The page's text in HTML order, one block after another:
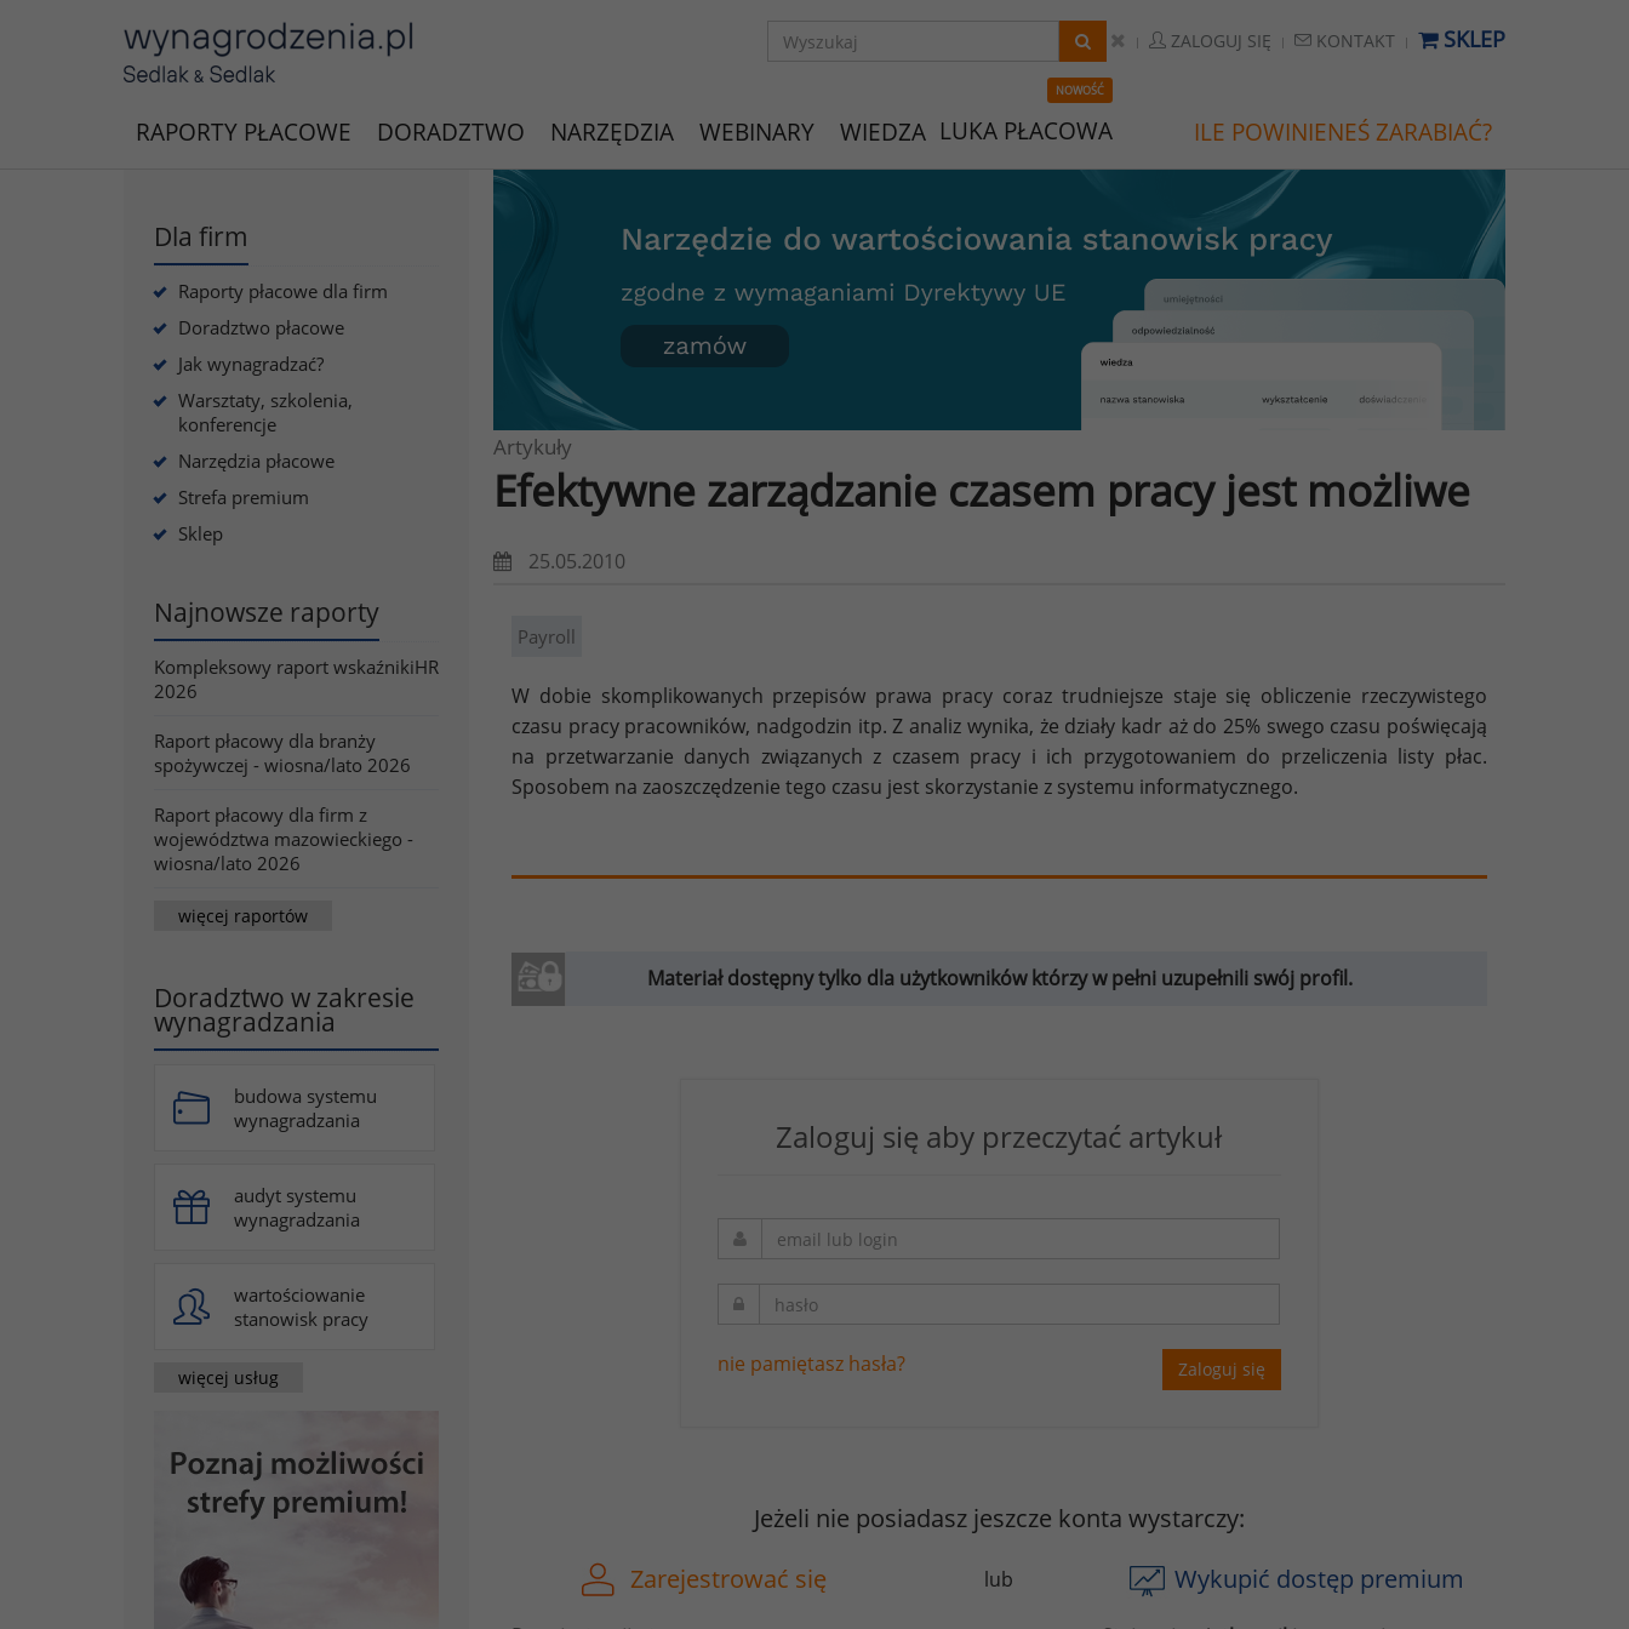
ZALOGUJ SIĘ KONTAKT SKLEP
RAPORTY PŁACOWE DORADZTWO NARZĘDZIA WEBINARY WIEDZA
NOWOŚĆ
LUKA PŁACOWA ILE POWINIENEŚ ZARABIAĆ?
Dla firm
Raporty płacowe dla firm
Doradztwo płacowe
Jak wynagradzać?
Warsztaty, szkolenia,
konferencje
Narzędzia płacowe
Strefa premium
Sklep
Najnowsze raporty
Kompleksowy raport wskaźnikiHR
2026
Raport płacowy dla branży
spożywczej - wiosna/lato 2026
Raport płacowy dla firm z
województwa mazowieckiego -
wiosna/lato 2026
więcej raportów
Doradztwo w zakresie
wynagradzania
budowa systemu
wynagradzania
audyt systemu
wynagradzania
wartościowanie
stanowisk pracy
więcej usług
Artykuły
Efektywne zarządzanie czasem pracy jest możliwe
25.05.2010
Payroll
W dobie skomplikowanych przepisów prawa pracy coraz trudniejsze staje się obliczenie rzeczywistego
czasu pracy pracowników, nadgodzin itp. Z analiz wynika, że działy kadr aż do 25% swego czasu poświęcają
na przetwarzanie danych związanych z czasem pracy i ich przygotowaniem do przeliczenia listy płac.
Sposobem na zaoszczędzenie tego czasu jest skorzystanie z systemu informatycznego.
Materiał dostępny tylko dla użytkowników którzy w pełni uzupełnili swój profil.
Zaloguj się aby przeczytać artykuł
nie pamiętasz hasła? Zaloguj się
Jeżeli nie posiadasz jeszcze konta wystarczy:
Zarejestrować się
lub Wykupić dostęp premium